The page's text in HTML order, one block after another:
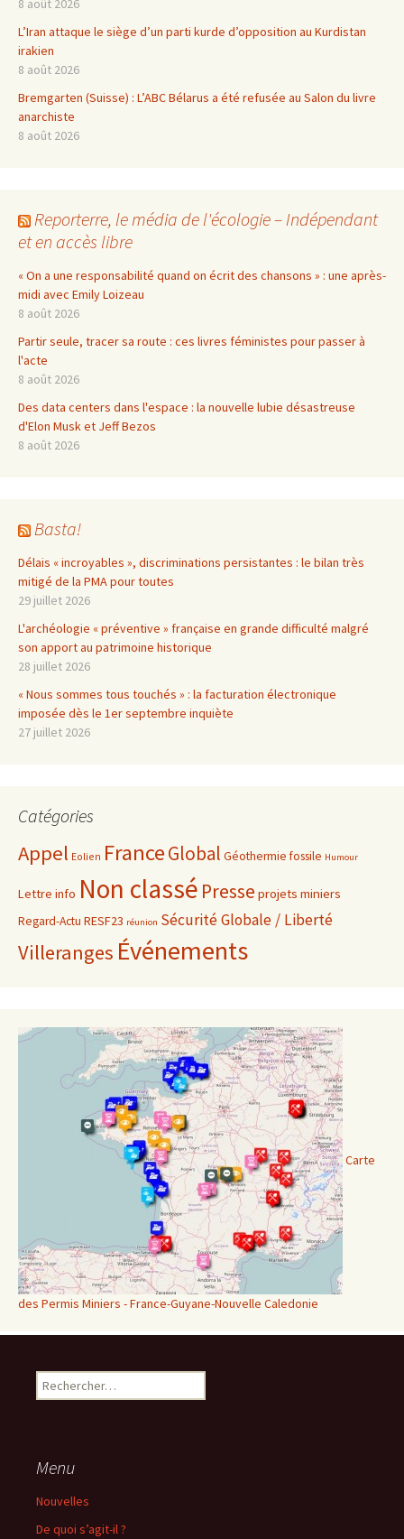
8 août 2026
L’Iran attaque le siège d’un parti kurde d’opposition au Kurdistan
irakien
8 août 2026
Bremgarten (Suisse) : L’ABC Bélarus a été refusée au Salon du livre
anarchiste
8 août 2026
Reporterre, le média de l'écologie – Indépendant
et en accès libre
« On a une responsabilité quand on écrit des chansons » : une après-
midi avec Emily Loizeau
8 août 2026
Partir seule, tracer sa route : ces livres féministes pour passer à
l'acte
8 août 2026
Des data centers dans l'espace : la nouvelle lubie désastreuse
d'Elon Musk et Jeff Bezos
8 août 2026
Basta!
Délais « incroyables », discriminations persistantes : le bilan très
mitigé de la PMA pour toutes
29 juillet 2026
L'archéologie « préventive » française en grande difficulté malgré
son apport au patrimoine historique
28 juillet 2026
« Nous sommes tous touchés » : la facturation électronique
imposée dès le 1er septembre inquiète
27 juillet 2026
Catégories
Appel Eolien FranceGlobal Géothermie fossile Humour
Lettre info Non classé Presse projets miniers
Regard-Actu RESF23 réunion Sécurité Globale / Liberté
Villeranges Événements
Carte
des Permis Miniers - France-Guyane-Nouvelle Caledonie
Rechercher :
Menu
Nouvelles
De quoi s’agit-il ?